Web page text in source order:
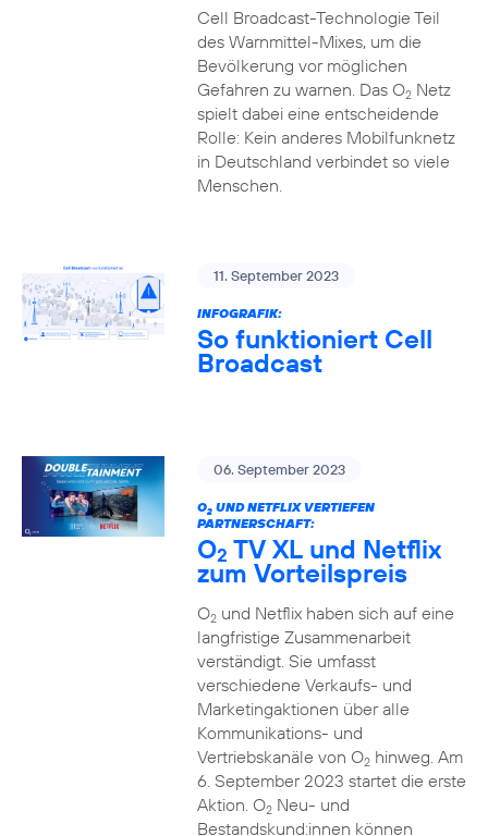
Cell Broadcast-Technologie Teil
des Warnmittel-Mixes, um die
Bevölkerung vor möglichen
Gefahren zu warnen. Das O2Netz
spielt dabei eine entscheidende
Rolle: Kein anderes Mobilfunknetz
in Deutschland verbindet so viele
Menschen.
11. September 2023
INFOGRAFIK:
So funktioniert Cell
Broadcast
06. September 2023
O2UND NETFLIX VERTIEFEN
PARTNERSCHAFT:
O2 TV XL und Netflix
zum Vorteilspreis
O2und Netflix haben sich auf eine
langfristige Zusammenarbeit
verständigt. Sie umfasst
verschiedene Verkaufs- und
Marketingaktionen über alle
Kommunikations- und
Vertriebskanäle von O2hinweg. Am
6. September 2023 startet die erste
Aktion. O2Neu- und
Bestandskund:innen können